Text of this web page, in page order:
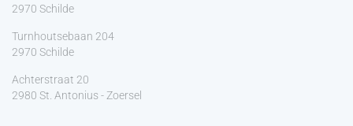
2970 Schilde
Turnhoutsebaan 204
2970 Schilde
Achterstraat 20
2980 St. Antonius - Zoersel